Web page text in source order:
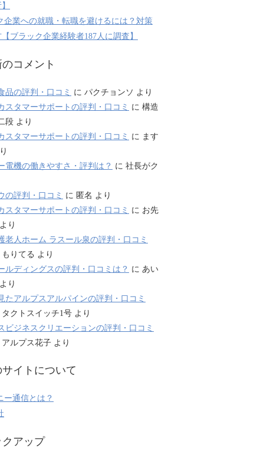
企業への就職・転職を避けるには？対策
ブラック企業経験者187人に調査】
コメント
品の評判・口コミ に パクチョンソ より
スタマーサポートの評判・口コミ に 構造
段 より
スタマーサポートの評判・口コミ に ます
電機の働きやすさ・評判は？ に 社長がク
の評判・口コミ に 匿名 より
スタマーサポートの評判・口コミ に お先
り
老人ホーム ラスール泉の評判・口コミ
もりてる より
ルディングスの評判・口コミは？ に あい
り
たアルプスアルパインの評判・口コミ
タクトスイッチ1号 より
ビジネスクリエーションの評判・口コミ
アルプス花子 より
イトについて
ー通信とは？
クアップ